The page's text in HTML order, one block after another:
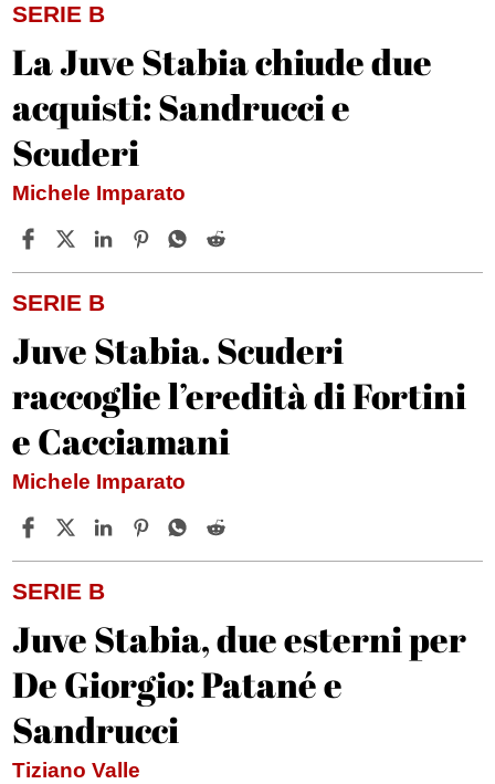
SERIE B
La Juve Stabia chiude due
acquisti: Sandrucci e
Scuderi
Michele Imparato
SERIE B
Juve Stabia. Scuderi
raccoglie l’eredità di Fortini
e Cacciamani
Michele Imparato
SERIE B
Juve Stabia, due esterni per
De Giorgio: Patané e
Sandrucci
Tiziano Valle